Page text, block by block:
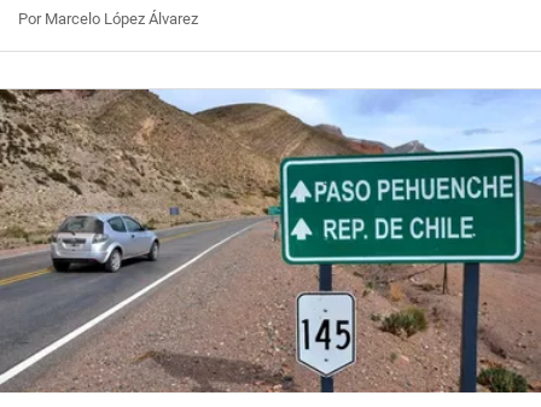
Por Marcelo López Álvarez